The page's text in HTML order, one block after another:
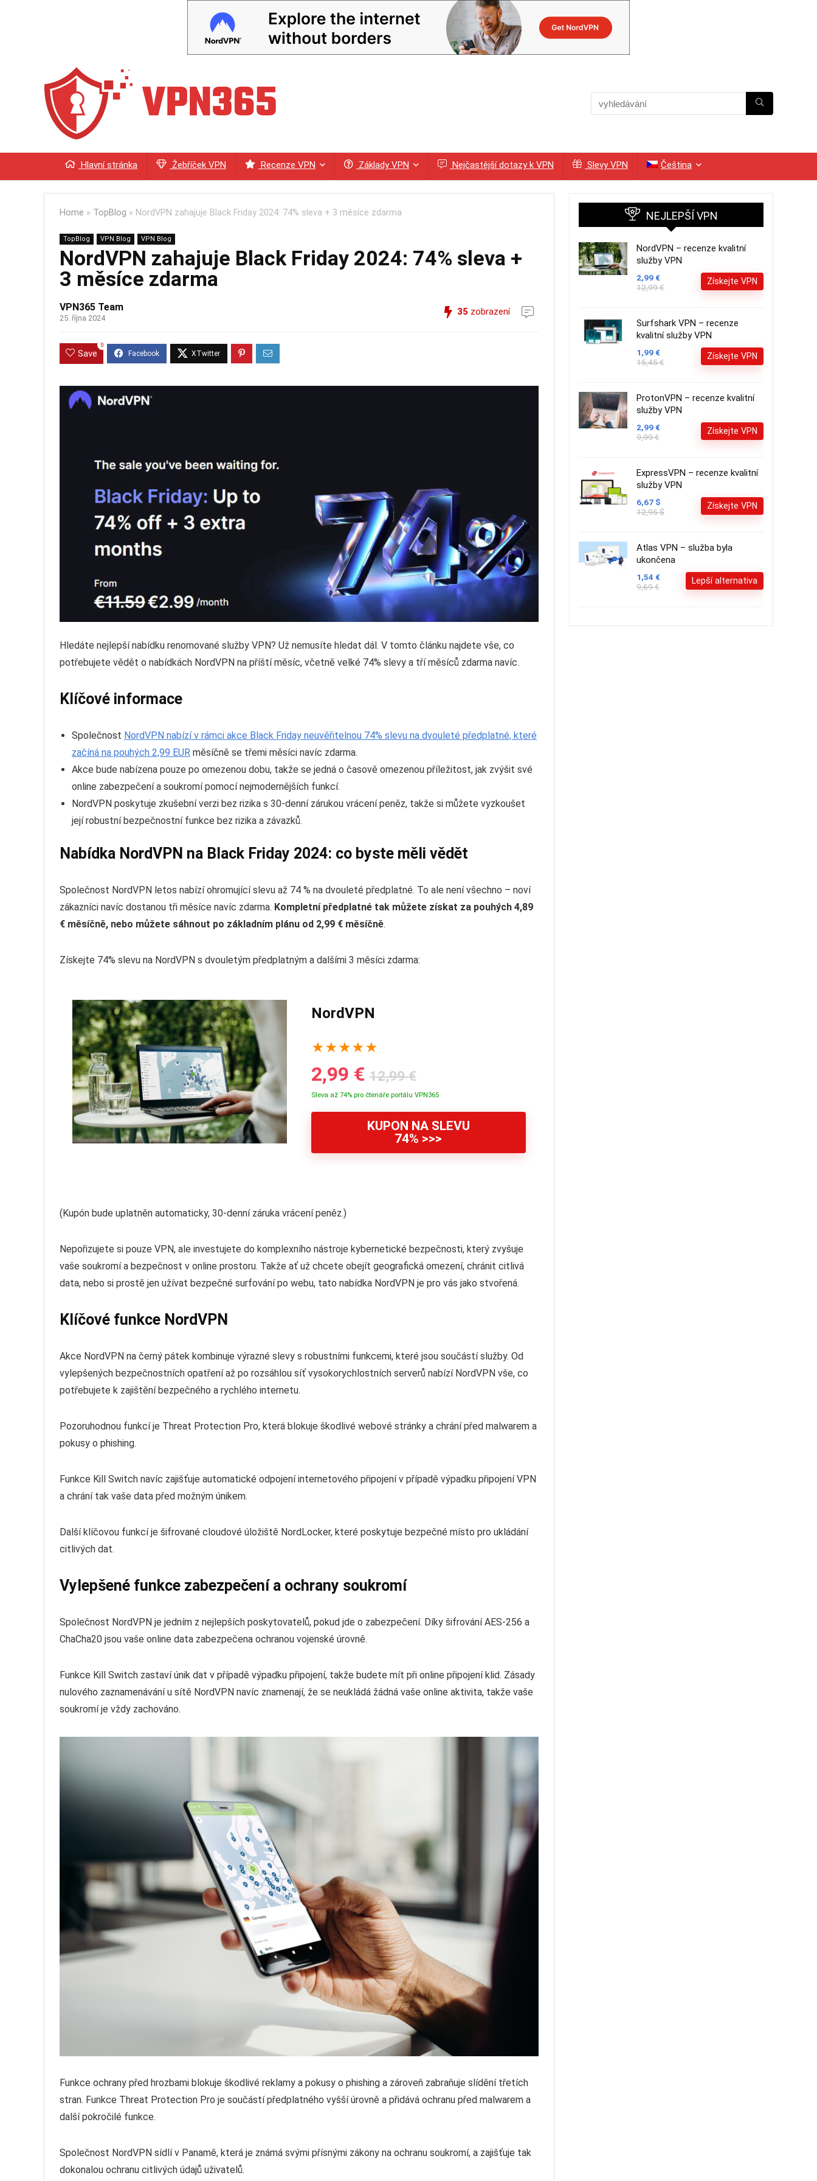
Hlavní stránka Žebříček VPN Recenze VPN Základy VPN Nejčastější dotazy k VPN Slevy VPN Čeština
Home » TopBlog » NordVPN zahajuje Black Friday 2024: 74% sleva + 3 měsíce zdarma
TopBlog VPN Blog VPN Blog
NordVPN zahajuje Black Friday 2024: 74% sleva +
3 měsíce zdarma
VPN365 Team
25. října 2024
35 zobrazení
Save
0
Hledáte nejlepší nabídku renomované služby VPN? Už nemusíte hledat dál. V tomto článku najdete vše, co
potřebujete vědět o nabídkách NordVPN na příští měsíc, včetně velké 74% slevy a tří měsíců zdarma navíc.
Klíčové informace
Společnost NordVPN nabízí v rámci akce Black Friday neuvěřitelnou 74% slevu na dvouleté předplatné, které
začíná na pouhých 2,99 EUR měsíčně se třemi měsíci navíc zdarma.
Akce bude nabízena pouze po omezenou dobu, takže se jedná o časově omezenou příležitost, jak zvýšit své
online zabezpečení a soukromí pomocí nejmodernějších funkcí.
NordVPN poskytuje zkušební verzi bez rizika s 30-denní zárukou vrácení peněz, takže si můžete vyzkoušet
její robustní bezpečnostní funkce bez rizika a závazků.
Nabídka NordVPN na Black Friday 2024: co byste měli vědět
Společnost NordVPN letos nabízí ohromující slevu až 74 % na dvouleté předplatné. To ale není všechno – noví
zákazníci navíc dostanou tři měsíce navíc zdarma. Kompletní předplatné tak můžete získat za pouhých 4,89
€ měsíčně, nebo můžete sáhnout po základním plánu od 2,99 € měsíčně.
Získejte 74% slevu na NordVPN s dvouletým předplatným a dalšími 3 měsíci zdarma:
NordVPN
★★★★★
2,99 € 12,99 €
Sleva až 74% pro čtenáře portálu VPN365
KUPON NA SLEVU
74% >>>
(Kupón bude uplatněn automaticky, 30-denní záruka vrácení peněz.)
Nepořizujete si pouze VPN, ale investujete do komplexního nástroje kybernetické bezpečnosti, který zvyšuje
vaše soukromí a bezpečnost v online prostoru. Takže ať už chcete obejít geografická omezení, chránit citlivá
data, nebo si prostě jen užívat bezpečné surfování po webu, tato nabídka NordVPN je pro vás jako stvořená.
Klíčové funkce NordVPN
Akce NordVPN na černý pátek kombinuje výrazné slevy s robustními funkcemi, které jsou součástí služby. Od
vylepšených bezpečnostních opatření až po rozsáhlou síť vysokorychlostních serverů nabízí NordVPN vše, co
potřebujete k zajištění bezpečného a rychlého internetu.
Pozoruhodnou funkcí je Threat Protection Pro, která blokuje škodlivé webové stránky a chrání před malwarem a
pokusy o phishing.
Funkce Kill Switch navíc zajišťuje automatické odpojení internetového připojení v případě výpadku připojení VPN
a chrání tak vaše data před možným únikem.
Další klíčovou funkcí je šifrované cloudové úložiště NordLocker, které poskytuje bezpečné místo pro ukládání
citlivých dat.
Vylepšené funkce zabezpečení a ochrany soukromí
Společnost NordVPN je jedním z nejlepších poskytovatelů, pokud jde o zabezpečení. Díky šifrování AES-256 a
ChaCha20 jsou vaše online data zabezpečena ochranou vojenské úrovně.
Funkce Kill Switch zastaví únik dat v případě výpadku připojení, takže budete mít při online připojení klid. Zásady
nulového zaznamenávání u sítě NordVPN navíc znamenají, že se neukládá žádná vaše online aktivita, takže vaše
soukromí je vždy zachováno.
Funkce ochrany před hrozbami blokuje škodlivé reklamy a pokusy o phishing a zároveň zabraňuje slídění třetích
stran. Funkce Threat Protection Pro je součástí předplatného vyšší úrovně a přidává ochranu před malwarem a
další pokročilé funkce.
Společnost NordVPN sídlí v Panamě, která je známá svými přísnými zákony na ochranu soukromí, a zajišťuje tak
dokonalou ochranu citlivých údajů uživatelů.
NEJLEPŠÍ VPN
NordVPN – recenze kvalitní
služby VPN
2,99 €
12,99 €
Získejte VPN
Surfshark VPN – recenze
kvalitní služby VPN
1,99 €
15,45 €
Získejte VPN
ProtonVPN – recenze kvalitní
služby VPN
2,99 €
9,99 €
Získejte VPN
ExpressVPN – recenze kvalitní
služby VPN
6,67 $
12,95 $
Získejte VPN
Atlas VPN – služba byla
ukončena
1,54 €
9,69 €
Lepší alternativa